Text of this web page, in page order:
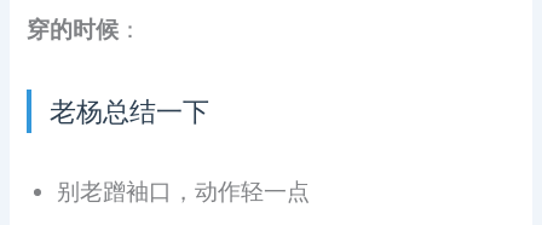
穿的时候 ：
老杨总结一下
别老蹭袖口，动作轻一点